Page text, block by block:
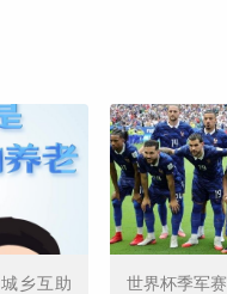
乡互助
世界杯季军